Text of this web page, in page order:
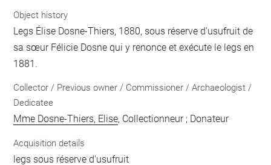
Object history
Legs Élise Dosne-Thiers, 1880, sous réserve d'usufruit de
sa sœur Félicie Dosne qui y renonce et exécute le legs en
1881.
Collector / Previous owner / Commissioner / Archaeologist /
Dedicatee
Mme Dosne-Thiers, Elise, Collectionneur ; Donateur
Acquisition details
legs sous réserve d'usufruit